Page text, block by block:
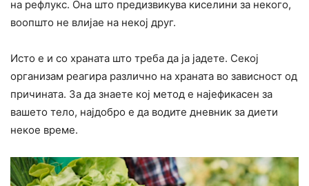
на рефлукс. Она што предизвикува киселини за некого,
воопшто не влијае на некој друг.
Исто е и со храната што треба да ја јадете. Секој
организам реагира различно на храната во зависност од
причината. За да знаете кој метод е најефикасен за
вашето тело, најдобро е да водите дневник за диети
некое време.